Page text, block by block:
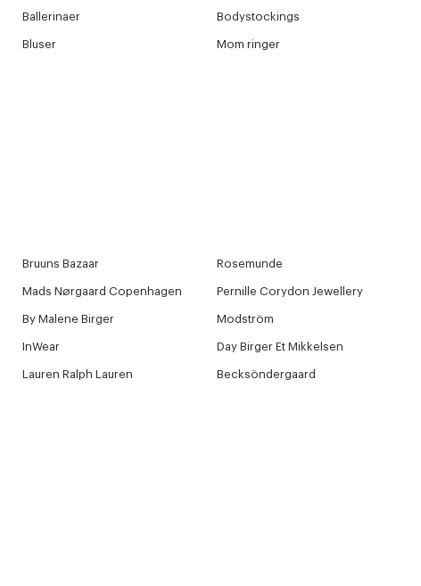
Ballerinaer Bodystockings
Bluser Mom ringer
Bruuns Bazaar Rosemunde
Mads Nørgaard Copenhagen Pernille Corydon Jewellery
By Malene Birger Modström
InWear Day Birger Et Mikkelsen
Lauren Ralph Lauren Becksöndergaard